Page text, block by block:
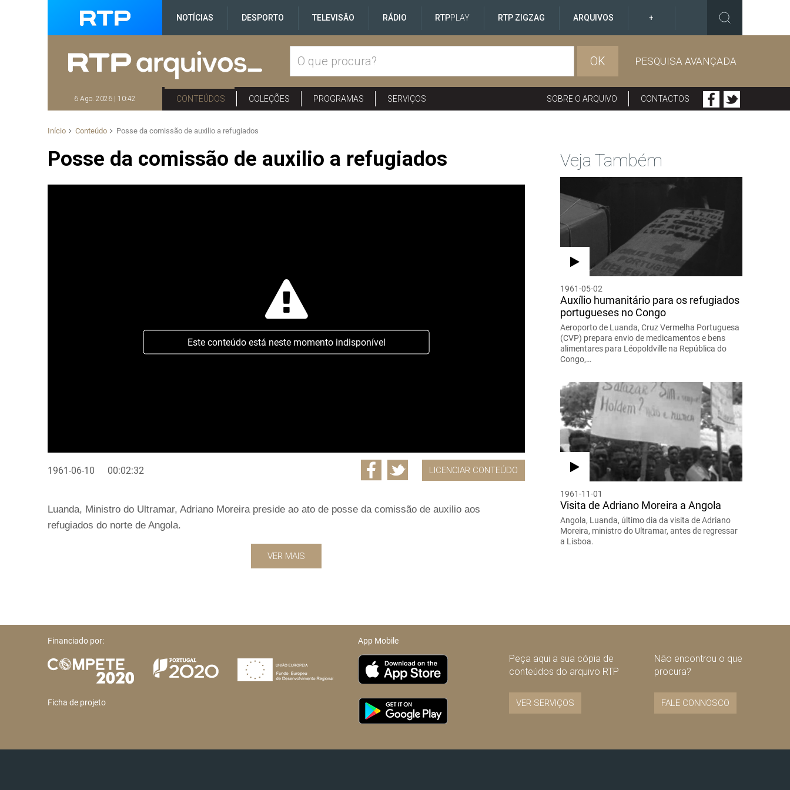
NOTÍCIAS DESPORTO TELEVISÃO RÁDIO RTPPLAY RTP ZIGZAG ARQUIVOS +
OK PESQUISA AVANÇADA
6 Ago. 2026 | 10:42 CONTEÚDOS COLEÇÕES PROGRAMAS SERVIÇOS SOBRE O ARQUIVO CONTACTOS
Início Conteúdo Posse da comissão de auxilio a refugiados
Posse da comissão de auxilio a refugiados
Este conteúdo está neste momento indisponível
1961-06-10 00:02:32 LICENCIAR CONTEÚDO
Luanda, Ministro do Ultramar, Adriano Moreira preside ao ato de posse da comissão de auxilio aos
refugiados do norte de Angola.
VER MAIS
Veja Também
1961-05-02
Auxílio humanitário para os refugiados
portugueses no Congo
Aeroporto de Luanda, Cruz Vermelha Portuguesa
(CVP) prepara envio de medicamentos e bens
alimentares para Léopoldville na República do
Congo,…
1961-11-01
Visita de Adriano Moreira a Angola
Angola, Luanda, último dia da visita de Adriano
Moreira, ministro do Ultramar, antes de regressar
a Lisboa.
Financiado por:
Ficha de projeto
App Mobile
Peça aqui a sua cópia de
conteúdos do arquivo RTP
VER SERVIÇOS
Não encontrou o que
procura?
FALE CONNOSCO